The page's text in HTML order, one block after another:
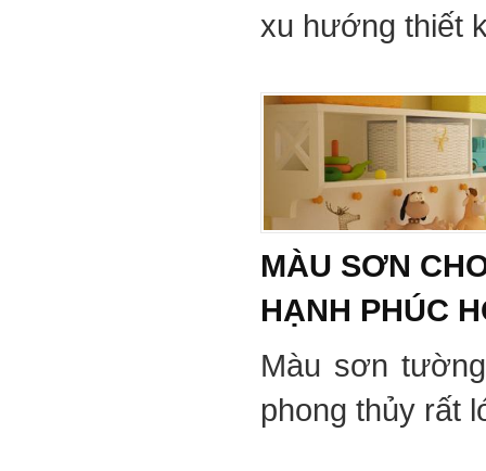
xu hướng thiết
MÀU SƠN
HẠNH PHÚC
Màu sơn
phong thủy rất